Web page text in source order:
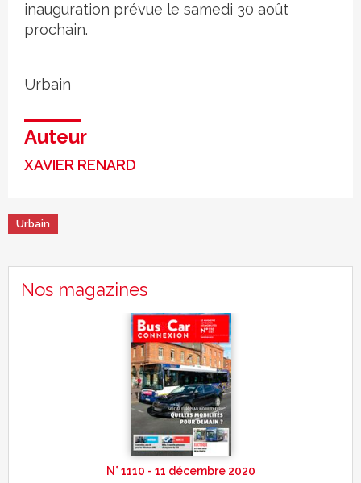
inauguration prévue le samedi 30 août
prochain.
Urbain
Auteur
XAVIER RENARD
Urbain
Nos magazines
N° 1110 - 11 décembre 2020